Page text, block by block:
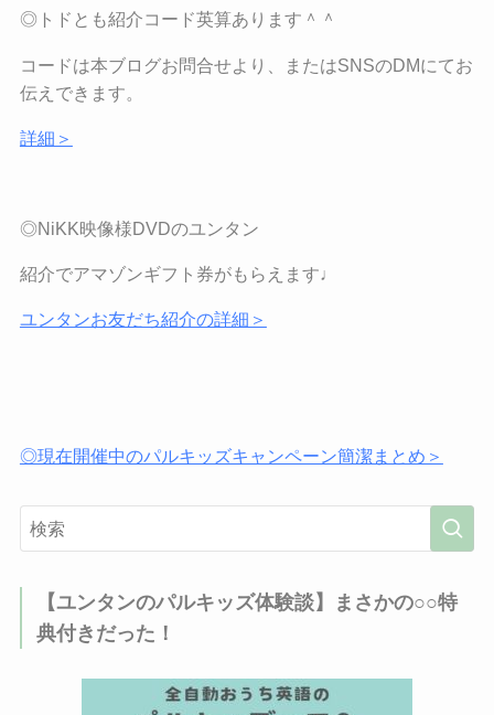
◎トドとも紹介コード英算あります＾＾
コードは本ブログお問合せより、またはSNSのDMにてお
伝えできます。
詳細＞
◎NiKK映像様DVDのユンタン
紹介でアマゾンギフト券がもらえます♩
ユンタンお友だち紹介の詳細＞
◎現在開催中のパルキッズキャンペーン簡潔まとめ＞
【ユンタンのパルキッズ体験談】まさかの○○特
典付きだった！